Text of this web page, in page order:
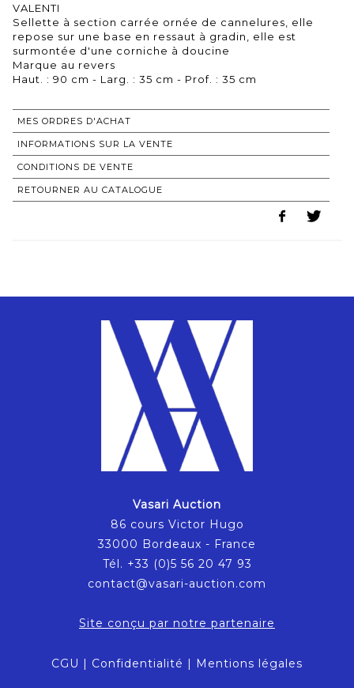
VALENTI
Sellette à section carrée ornée de cannelures, elle
repose sur une base en ressaut à gradin, elle est
surmontée d'une corniche à doucine
Marque au revers
Haut. : 90 cm - Larg. : 35 cm - Prof. : 35 cm
MES ORDRES D'ACHAT
INFORMATIONS SUR LA VENTE
CONDITIONS DE VENTE
RETOURNER AU CATALOGUE
Vasari Auction
86 cours Victor Hugo
33000 Bordeaux - France
Tél. +33 (0)5 56 20 47 93
contact@vasari-auction.com
Site conçu par notre partenaire
CGU | Confidentialité | Mentions légales